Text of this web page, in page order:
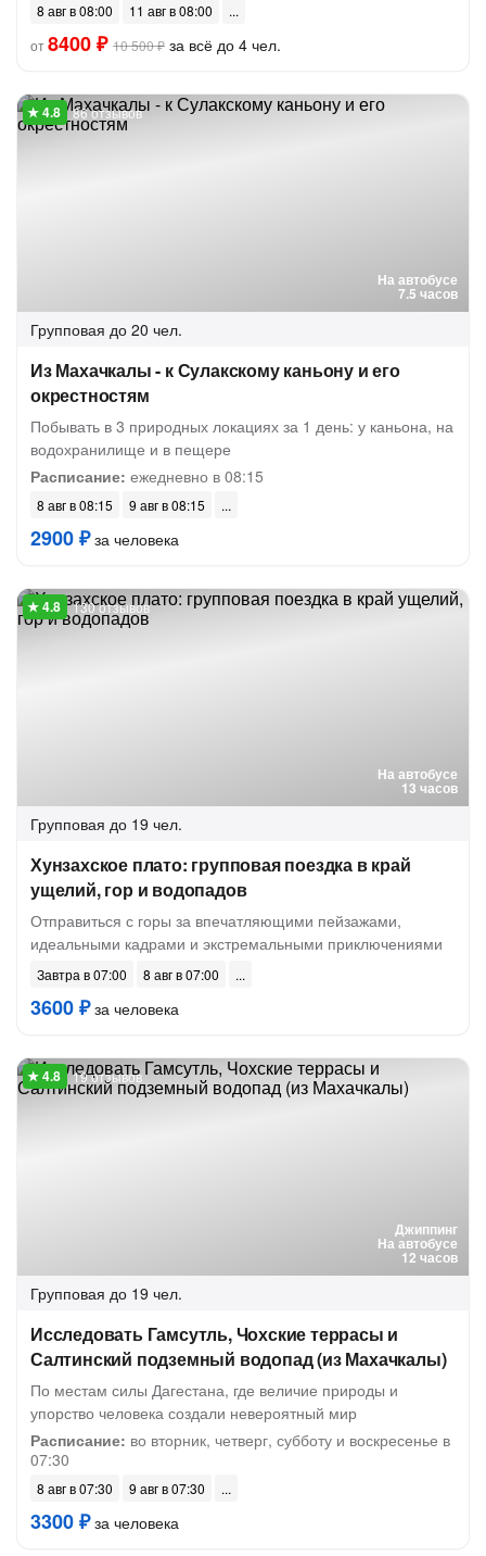
8 авг в 08:00
11 авг в 08:00
от8400 ₽ 10 500 ₽ за всё до 4 чел.
На автобусе
7.5 часов
86 отзывов
Групповая до 20 чел.
Из Махачкалы - к Сулакскому каньону и его
окрестностям
Побывать в 3 природных локациях за 1 день: у каньона, на
водохранилище и в пещере
Расписание: ежедневно в 08:15
8 авг в 08:15 9 авг в 08:15
2900 ₽за человека
На автобусе
13 часов
130 отзывов
Групповая до 19 чел.
Хунзахское плато: групповая поездка в край
ущелий, гор и водопадов
Отправиться с горы за впечатляющими пейзажами,
идеальными кадрами и экстремальными приключениями
Завтра в 07:00 8 авг в 07:00
3600 ₽за человека
Джиппинг
На автобусе
12 часов
19 отзывов
Групповая до 19 чел.
Исследовать Гамсутль, Чохские террасы и
Салтинский подземный водопад (из Махачкалы)
По местам силы Дагестана, где величие природы и
упорство человека создали невероятный мир
Расписание: во вторник, четверг, субботу и воскресенье в
07:30
8 авг в 07:30 9 авг в 07:30
3300 ₽за человека